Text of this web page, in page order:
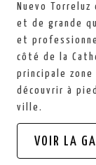
Nuevo
et de grande
et
côté de la
principale
découvrir à
ville.
VOIR LA